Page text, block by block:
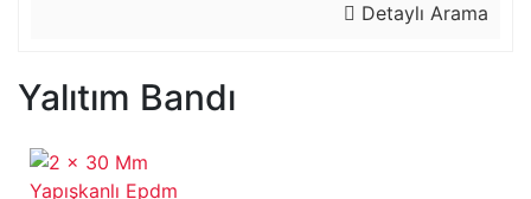
Detaylı Arama
Yalıtım Bandı